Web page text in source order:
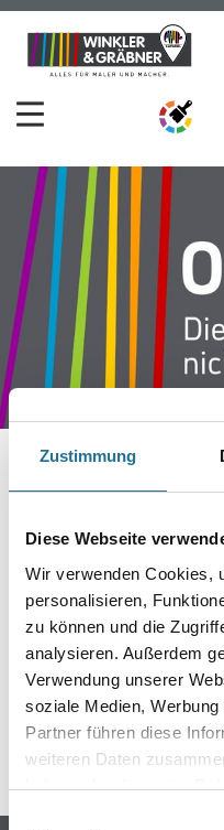
Zustimmung
Diese Webseite
Wir verwenden Cookies,
personalisieren,
zu können und die
analysieren. Außerdem
Verwendung unserer
soziale Medien,
Partner führen diese
weiteren Daten
haben oder die sie im
Einwilligungsauswahl
Zum
Inhalt
Zum
Navigationsmenü
IST
Keine Sorge, wir
werden das Problem so
Erkunden Sie in der
und lassen
ZURÜCK